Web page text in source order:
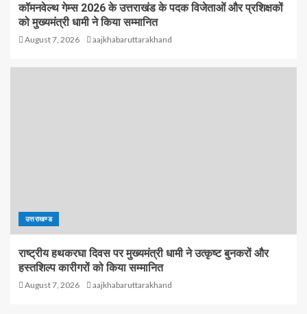
कॉमनवेल्थ गेम्स 2026 के उत्तराखंड के पदक विजेताओं और प्रशिक्षकों
को मुख्यमंत्री धामी ने किया सम्मानित
August 7, 2026 aajkhabaruttarakhand
उत्तराखण्ड
राष्ट्रीय हथकरघा दिवस पर मुख्यमंत्री धामी ने उत्कृष्ट बुनकरों और
हस्तशिल्प कारीगरों को किया सम्मानित
August 7, 2026 aajkhabaruttarakhand